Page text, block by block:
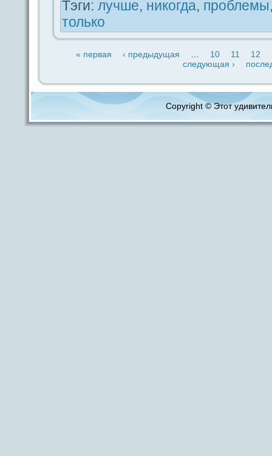
Тэги: лучше, никогдa, проблемы
только
« первая ‹ предыдущая 10 11 12
следующая ›
Copyright © Этот